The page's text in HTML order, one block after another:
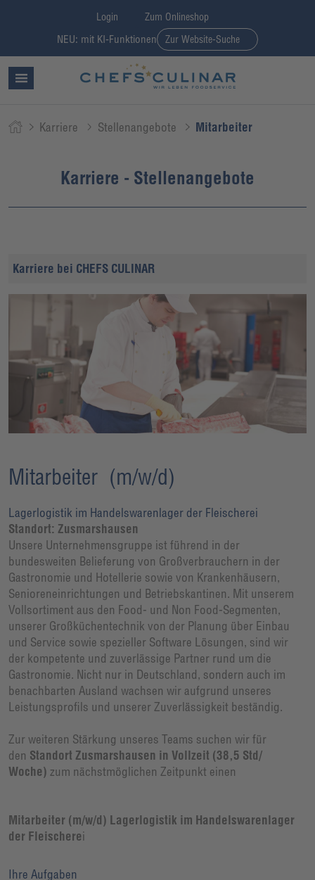
Login Zum Onlineshop
NEU: mit KI-Funktionen Zur Website-Suche
Karriere Stellenangebote Mitarbeiter
Karriere - Stellenangebote
Karriere bei CHEFS CULINAR
Mitarbeiter (m/w/d)
Lagerlogistik im Handelswarenlager der Fleischerei
Standort: Zusmarshausen
Unsere Unternehmensgruppe ist führend in der
bundesweiten Belieferung von Großverbrauchern in der
Gastronomie und Hotellerie sowie von Krankenhäusern,
Senioreneinrichtungen und Betriebskantinen. Mit unserem
Vollsortiment aus den Food- und Non Food-Segmenten,
unserer Großküchentechnik von der Planung über Einbau
und Service sowie spezieller Software Lösungen, sind wir
der kompetente und zuverlässige Partner rund um die
Gastronomie. Nicht nur in Deutschland, sondern auch im
benachbarten Ausland wachsen wir aufgrund unseres
Leistungsprofils und unserer Zuverlässigkeit beständig.
Zur weiteren Stärkung unseres Teams suchen wir für
den Standort Zusmarshausen in Vollzeit (38,5 Std/
Woche) zum nächstmöglichen Zeitpunkt einen
Mitarbeiter (m/w/d) Lagerlogistik im Handelswarenlager
der Fleischerei
Ihre Aufgaben